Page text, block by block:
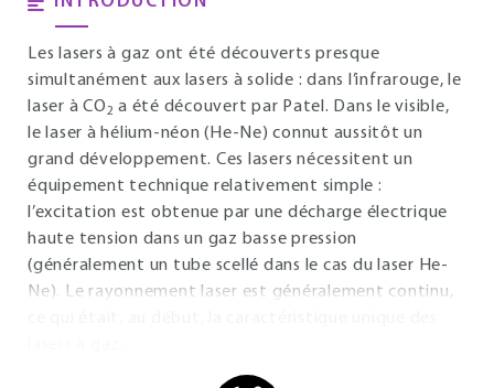
Les lasers à gaz ont été découverts presque
simultanément aux lasers à solide : dans l’infrarouge, le
laser à CO2 a été découvert par Patel. Dans le visible,
le laser à hélium-néon (He-Ne) connut aussitôt un
grand développement. Ces lasers nécessitent un
équipement technique relativement simple :
l’excitation est obtenue par une décharge électrique
haute tension dans un gaz basse pression
(généralement un tube scellé dans le cas du laser He-
Ne). Le rayonnement laser est généralement continu,